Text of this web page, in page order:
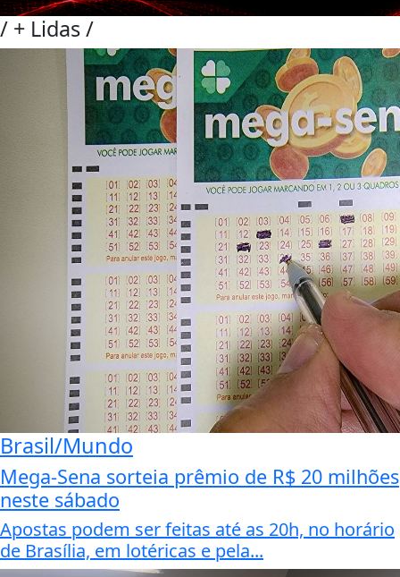
/ + Lidas/
Brasil/Mundo
Mega-Sena sorteia prêmio de R$ 20 milhões
neste sábado
Apostas podem ser feitas até as 20h, no horário
de Brasília, em lotéricas e pela...